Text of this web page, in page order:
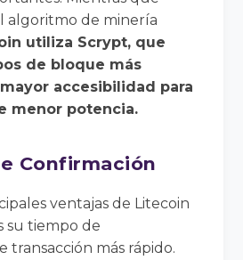
algoritmo de minería
utiliza Scrypt, que
de bloque más
accesibilidad para
menor potencia.
Confirmación
ventajas de Litecoin
su tiempo de
transacción más rápido.